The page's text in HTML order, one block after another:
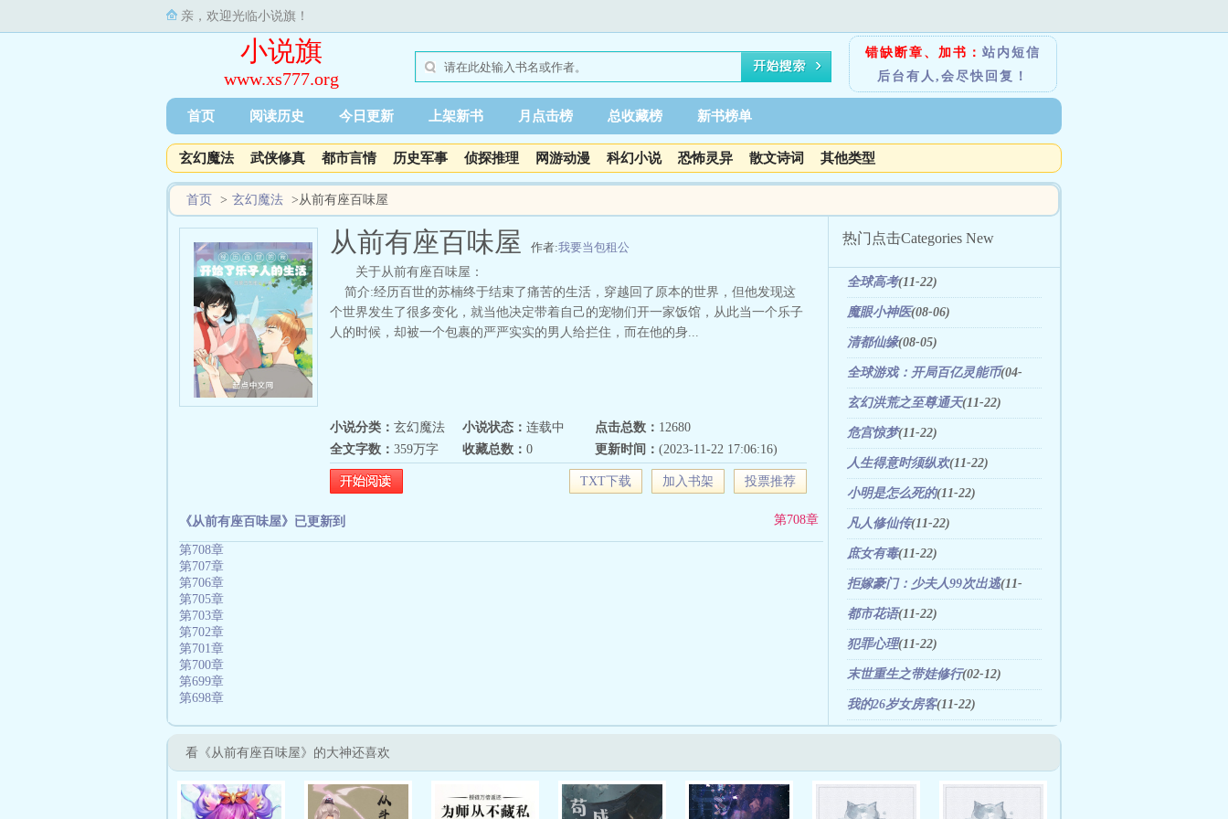
亲，欢迎光临小说旗！
小说旗
www.xs777.org
错缺断章、加书： 站内短信
后台有人,会尽快回复！
首页 阅读历史 今日更新 上架新书 月点击榜 总收藏榜 新书榜单
玄幻魔法 武侠修真 都市言情 历史军事 侦探推理 网游动漫 科幻小说 恐怖灵异 散文诗词 其他类型
首页 > 玄幻魔法 >从前有座百味屋
从前有座百味屋 作者:我要当包租公
关于从前有座百味屋：
简介:经历百世的苏楠终于结束了痛苦的生活，穿越回了原本的世界，但他发现这
个世界发生了很多变化，就当他决定带着自己的宠物们开一家饭馆，从此当一个乐子
人的时候，却被一个包裹的严严实实的男人给拦住，而在他的身...
小说分类： 玄幻魔法 小说状态： 连载中 点击总数： 12680
全文字数： 359万字 收藏总数： 0 更新时间： (2023-11-22 17:06:16)
TXT下载 加入书架 投票推荐
《从前有座百味屋》已更新到 第708章
第708章
第707章
第706章
第705章
第703章
第702章
第701章
第700章
第699章
第698章
热门点击Categories New
全球高考(11-22)
魔眼小神医(08-06)
清都仙缘(08-05)
全球游戏：开局百亿灵能币(04-
21)
玄幻洪荒之至尊通天(11-22)
危宫惊梦(11-22)
人生得意时须纵欢(11-22)
小明是怎么死的(11-22)
凡人修仙传(11-22)
庶女有毒(11-22)
拒嫁豪门：少夫人99次出逃(11-
22)
都市花语(11-22)
犯罪心理(11-22)
末世重生之带娃修行(02-12)
我的26岁女房客(11-22)
看《从前有座百味屋》的大神还喜欢